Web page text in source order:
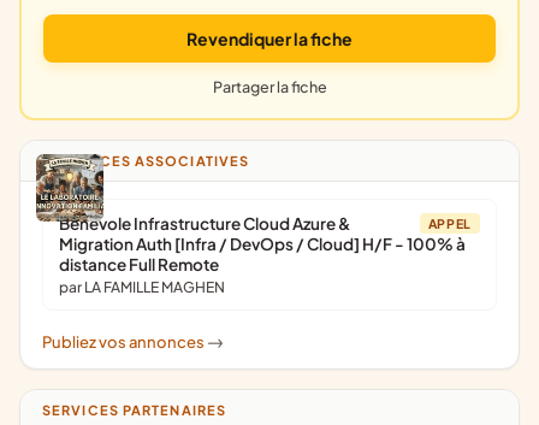
Revendiquer la fiche
Partager la fiche
ANNONCES ASSOCIATIVES
APPEL
Bénévole Infrastructure Cloud Azure &
Migration Auth [Infra / DevOps / Cloud] H/F - 100% à
distance Full Remote
par LA FAMILLE MAGHEN
Publiez vos annonces ->
SERVICES PARTENAIRES